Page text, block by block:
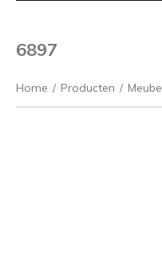
6897
Home / Producten /